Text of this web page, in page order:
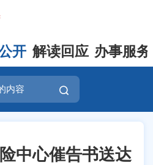
开 解读回应 办事服务
中心催告书送达